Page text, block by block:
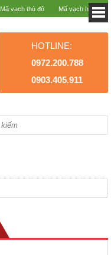
Mã vạch thủ đô Mã vạch hà nội
HOTLINE:
0972.200.788
0903.405.911